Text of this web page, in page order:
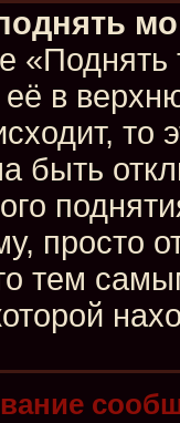
её в
то
быть
просто
тем